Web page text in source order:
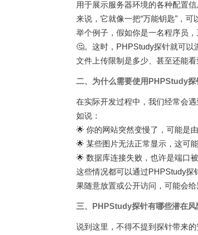
用于展示服务器环境的各种配置
来说，它就像一把“万能钥匙”，可
举个例子，假如你是一名程序员
🤔。这时，PHPStudy探针就可以
文件上传限制是多少、甚至还能
二、为什么需要使用PHPStudy探
在实际开发过程中，我们经常会
如说：
🌟 你的网站突然变慢了，可能是
🌟 某些图片无法正常显示，这可
🌟 数据库连接失败，也许是端口
这些情况都可以通过PHPStudy探
果随意放置或公开访问，可能会
三、PHPStudy探针有哪些潜在风
说到这里，不得不提到探针带来